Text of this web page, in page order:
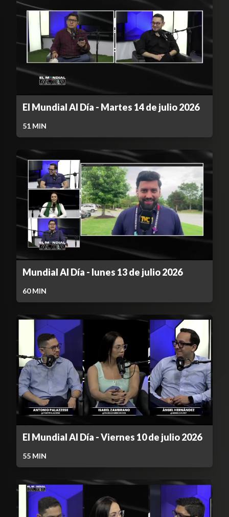
El Mundial Al Día - Martes 14 de julio 2026
51 MIN
Mundial Al Día - lunes 13 de julio 2026
60MIN
El Mundial Al Día - Viernes 10 de julio 2026
55 MIN